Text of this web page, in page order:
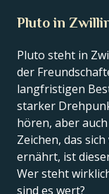
Pluto in
Pluto steht in
der
langfristigen
starker
hören, aber auch
Zeichen, das
ernährt, ist
Wer steht
sind es wert?